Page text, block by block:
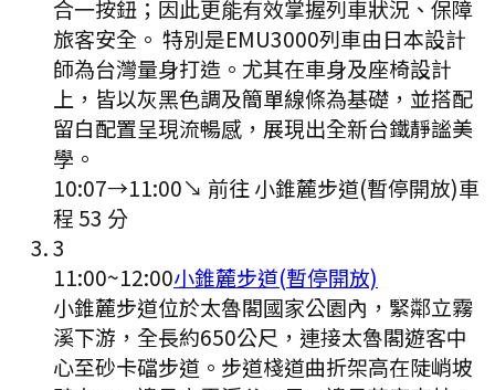
合一按鈕；因此更能有效掌握列車狀況、保障
旅客安全。 特別是EMU3000列車由日本設計
師為台灣量身打造。尤其在車身及座椅設計
上，皆以灰黑色調及簡單線條為基礎，並搭配
留白配置呈現流暢感，展現出全新台鐵靜謐美
學。
10:07→11:00↘ 前往 小錐麓步道(暫停開放)車
程 53 分
3
11:00~12:00小錐麓步道(暫停開放)
小錐麓步道位於太魯閣國家公園內，緊鄰立霧
溪下游，全長約650公尺，連接太魯閣遊客中
心至砂卡礑步道。步道棧道曲折架高在陡峭坡